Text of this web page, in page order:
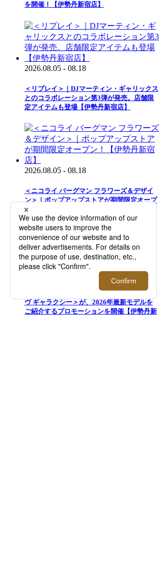
を開催！【伊勢丹新宿店】
2026.08.05 - 08.18
＜リプレイ＞｜DJマーティン・ギャリックス
とのコラボレーション第3弾が発売。店舗限
定アイテムも登場【伊勢丹新宿店】
2026.08.05 - 08.18
＜ニコライ バーグマン フラワーズ＆デザイ
ン＞｜ポップアップストアが期間限定オープ
ン！【伊勢丹新宿店】
ロサンゼルス発のアイウェアブランド＜ロー
ヴ ギャラクシー＞が、2026年最新モデルを
ご紹介するプロモーションを開催【伊勢丹新